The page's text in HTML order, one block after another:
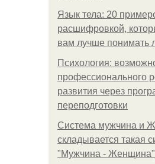
Язык тела: 20
расшифровкой,
вам лучше понимать
Психология:
профессионального
развития через
переподготовки
Система мужчина и
складывается такая
"Мужчина - Женщина"